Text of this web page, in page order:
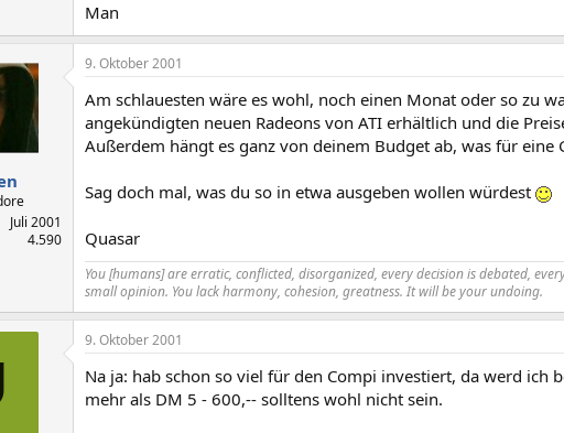
Man
Juli 2001
4.590
9. Oktober 2001
Am schlauesten wäre es wohl, noch einen Monat oder so zu
angekündigten neuen Radeons von ATI erhältlich und die
Außerdem hängt es ganz von deinem Budget ab, was für eine
Sag doch mal, was du so in etwa ausgeben wollen würdest
Quasar
You [humans] are erratic, conflicted, disorganized, every decision is debated,
small opinion. You lack harmony, cohesion, greatness. It will be your undoing.
9. Oktober 2001
Na ja: hab schon so viel für den Compi investiert, da werd ich
mehr als DM 5 - 600,-- solltens wohl nicht sein.